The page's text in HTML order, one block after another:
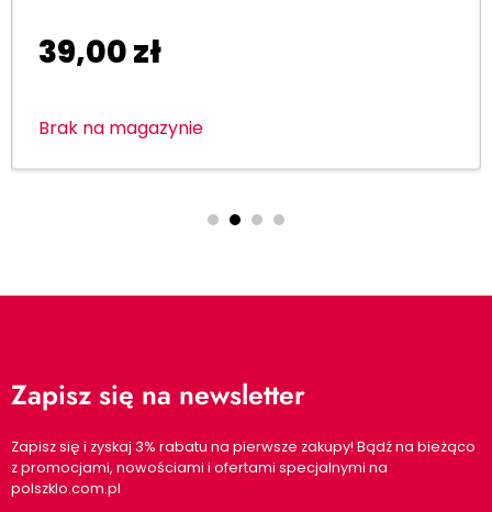
39,00zł
Brak na magazynie
Zapisz się na newsletter
Zapisz się i zyskaj 3% rabatu na pierwsze zakupy! Bądź na bieżąco
z promocjami, nowościami i ofertami specjalnymi na
polszklo.com.pl